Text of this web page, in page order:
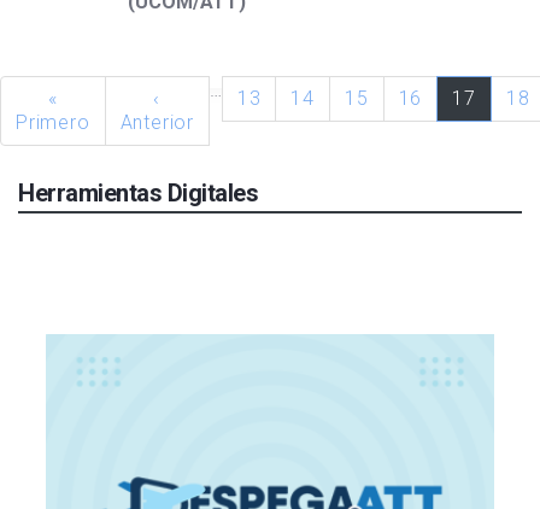
«
Primero
‹
Anterior
… 13 14 15 16 17 18
Herramientas Digitales